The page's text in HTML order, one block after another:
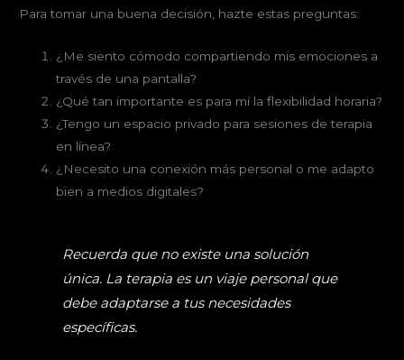
Para tomar una buena decisión, hazte estas preguntas:
¿Me siento cómodo compartiendo mis emociones a
través de una pantalla?
¿Qué tan importante es para mí la flexibilidad horaria?
¿Tengo un espacio privado para sesiones de terapia
en línea?
¿Necesito una conexión más personal o me adapto
bien a medios digitales?
Recuerda que no existe una solución
única. La terapia es un viaje personal que
debe adaptarse a tus necesidades
específicas.